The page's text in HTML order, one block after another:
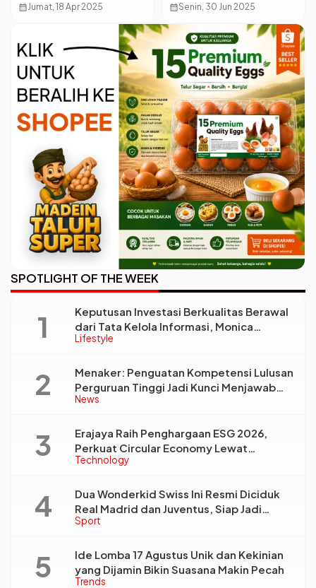
Produk Luxury Dibuat di
calendar_monthJumat, 18 Apr 2025
Putri Indonesia vs
Kirgistan, Ini Profil
Lengkapnya
calendar_monthSenin, 30 Jun 2025
SPOTLIGHT OF THE WEEK
Lifestyle
Keputusan Investasi Berkualitas Berawal
dari Tata Kelola Informasi, Monica
Triyadi: Bukan Sekadar Analisis
News
Menaker: Penguatan Kompetensi Lulusan
Perguruan Tinggi Jadi Kunci Menjawab
Kebutuhan Dunia Kerja
Technology
Erajaya Raih Penghargaan ESG 2026,
Perkuat Circular Economy Lewat
Pengelolaan Limbah Berkelanjutan
Sport
Dua Wonderkid Swiss Ini Resmi Diciduk
Real Madrid dan Juventus, Siap Jadi
Bintang Baru Eropa
Trends
Ide Lomba 17 Agustus Unik dan Kekinian
yang Dijamin Bikin Suasana Makin Pecah